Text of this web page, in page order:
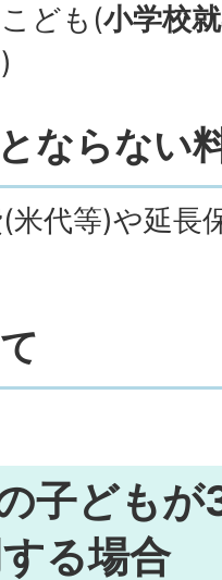
ども(小学校
ならない
米代等)や延長
子どもが
る場合